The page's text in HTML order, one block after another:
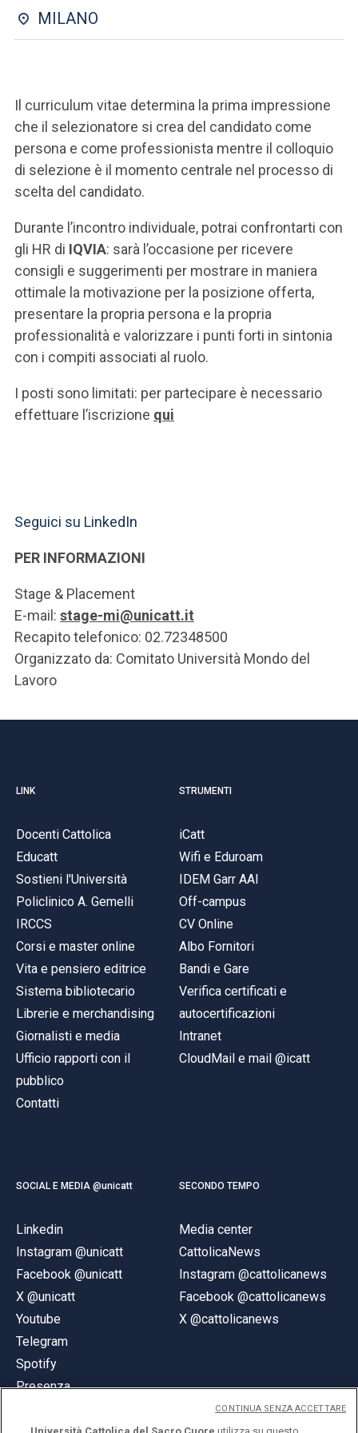
SEI UN DOCENTE O UN MEMBRO DELLO STAFF
MILANO
Il curriculum vitae determina la prima impressione
che il selezionatore si crea del candidato come
persona e come professionista mentre il colloquio
di selezione è il momento centrale nel processo di
scelta del candidato.
Durante l’incontro individuale, potrai confrontarti con
gli HR di IQVIA: sarà l’occasione per ricevere
consigli e suggerimenti per mostrare in maniera
ottimale la motivazione per la posizione offerta,
presentare la propria persona e la propria
professionalità e valorizzare i punti forti in sintonia
con i compiti associati al ruolo.
I posti sono limitati: per partecipare è necessario
effettuare l’iscrizione qui
Seguici su LinkedIn
PER INFORMAZIONI
Stage & Placement
E-mail: stage-mi@unicatt.it
Recapito telefonico: 02.72348500
Organizzato da: Comitato Università Mondo del
Lavoro
LINK
Docenti Cattolica
Educatt
Sostieni l'Università
Policlinico A. Gemelli
IRCCS
Corsi e master online
Vita e pensiero editrice
Sistema bibliotecario
Librerie e merchandising
Giornalisti e media
Ufficio rapporti con il
pubblico
Contatti
STRUMENTI
iCatt
Wifi e Eduroam
IDEM Garr AAI
Off-campus
CV Online
Albo Fornitori
Bandi e Gare
Verifica certificati e
autocertificazioni
Intranet
CloudMail e mail @icatt
SOCIAL E MEDIA @unicatt
Linkedin
Instagram @unicatt
Facebook @unicatt
X @unicatt
Youtube
Telegram
Spotify
Presenza
SECONDO TEMPO
Media center
CattolicaNews
Instagram @cattolicanews
Facebook @cattolicanews
X @cattolicanews
CONTINUA SENZA ACCETTARE